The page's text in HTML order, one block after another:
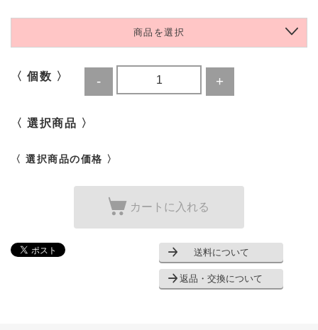
商品を選択
〈 個数 〉
〈 選択商品 〉
〈 選択商品の価格 〉
カートに入れる
送料について
返品・交換について